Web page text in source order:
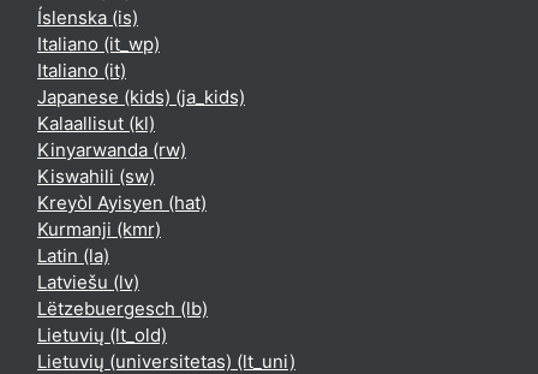
Íslenska ‎(is)‎
Italiano ‎(it_wp)‎
Italiano ‎(it)‎
Japanese (kids) ‎(ja_kids)‎
Kalaallisut ‎(kl)‎
Kinyarwanda ‎(rw)‎
Kiswahili ‎(sw)‎
Kreyòl Ayisyen ‎(hat)‎
Kurmanji ‎(kmr)‎
Latin ‎(la)‎
Latviešu ‎(lv)‎
Lëtzebuergesch ‎(lb)‎
Lietuvių ‎(lt_old)‎
Lietuvių (universitetas) ‎(lt_uni)‎